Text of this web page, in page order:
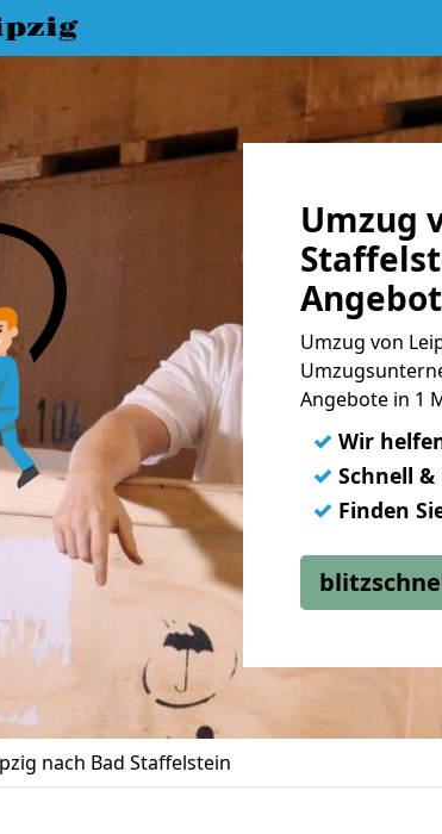
Umzug
Angebot
Umzug von
Angebote in 1
✓ Wir
✓ Schnell
✓ Finden
nach Bad Staffelstein